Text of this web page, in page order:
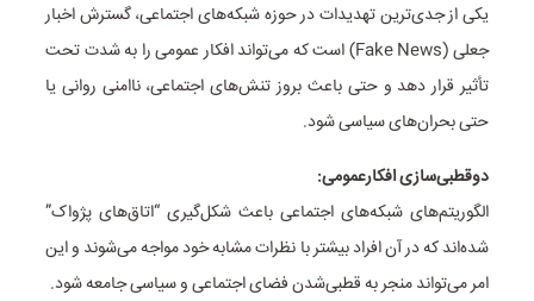
یکی از جدی‌ترین تهدیدات در حوزه شبکه‌های اجتماعی، گسترش اخبار
جعلی (Fake News) است که می‌تواند افکار عمومی را به شدت تحت
تأثیر قرار دهد و حتی باعث بروز تنش‌های اجتماعی، ناامنی روانی یا
حتی بحران‌های سیاسی شود.
دوقطبی‌سازی افکارعمومی:
الگوریتم‌های شبکه‌های اجتماعی باعث شکل‌گیری “اتاق‌های پژواک”
شده‌اند که در آن افراد بیشتر با نظرات مشابه خود مواجه می‌شوند و این
امر می‌تواند منجر به قطبی‌شدن فضای اجتماعی و سیاسی جامعه شود.